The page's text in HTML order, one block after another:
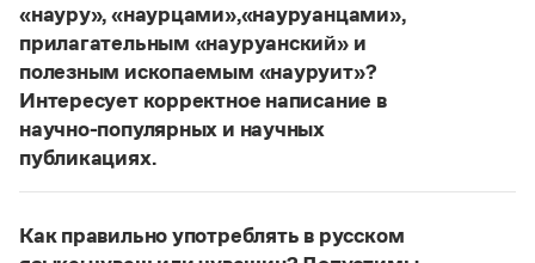
Словарь-справочник трудностей
Справочник по фразеологии
Азбучные истины
Словарь-справочник непростые слова
Все справочники портала
Новости и события
«науру», «наурцами»,«науруанцами»,
прилагательным «науруанский» и
полезным ископаемым «науруит»?
Интересует корректное написание в
научно-популярных и научных
публикациях.
Изменение касается только официального
образованные от топонимаНауру, никуда из
Как правильно употреблять в русском